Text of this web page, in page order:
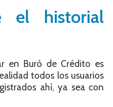
el historial
en Buró de Crédito es
todos los usuarios
ahí, ya sea con